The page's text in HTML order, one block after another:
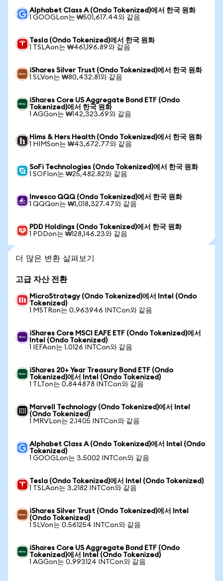
Alphabet Class A (Ondo Tokenized)에서 한국 원화
1 GOOGLon는 ₩501,617.44와 같음
Tesla (Ondo Tokenized)에서 한국 원화
1 TSLAon는 ₩461,196.89와 같음
iShares Silver Trust (Ondo Tokenized)에서 한국 원화
1 SLVon는 ₩80,432.81와 같음
iShares Core US Aggregate Bond ETF (Ondo
Tokenized)에서 한국 원화
1 AGGon는 ₩142,323.69와 같음
Hims & Hers Health (Ondo Tokenized)에서 한국 원화
1 HIMSon는 ₩43,672.77와 같음
SoFi Technologies (Ondo Tokenized)에서 한국 원화
1 SOFIon는 ₩25,482.82와 같음
Invesco QQQ (Ondo Tokenized)에서 한국 원화
1 QQQon는 ₩1,018,327.47와 같음
PDD Holdings (Ondo Tokenized)에서 한국 원화
1 PDDon는 ₩128,146.23와 같음
더 많은 변환 살펴보기
고급 자산 전환
MicroStrategy (Ondo Tokenized)에서 Intel (Ondo
Tokenized)
1 MSTRon는 0.963946 INTCon와 같음
iShares Core MSCI EAFE ETF (Ondo Tokenized)에서
Intel (Ondo Tokenized)
1 IEFAon는 1.0126 INTCon와 같음
iShares 20+ Year Treasury Bond ETF (Ondo
Tokenized)에서 Intel (Ondo Tokenized)
1 TLTon는 0.844878 INTCon와 같음
Marvell Technology (Ondo Tokenized)에서 Intel
(Ondo Tokenized)
1 MRVLon는 2.1405 INTCon와 같음
Alphabet Class A (Ondo Tokenized)에서 Intel (Ondo
Tokenized)
1 GOOGLon는 3.5002 INTCon와 같음
Tesla (Ondo Tokenized)에서 Intel (Ondo Tokenized)
1 TSLAon는 3.2182 INTCon와 같음
iShares Silver Trust (Ondo Tokenized)에서 Intel
(Ondo Tokenized)
1 SLVon는 0.561254 INTCon와 같음
iShares Core US Aggregate Bond ETF (Ondo
Tokenized)에서 Intel (Ondo Tokenized)
1 AGGon는 0.993124 INTCon와 같음